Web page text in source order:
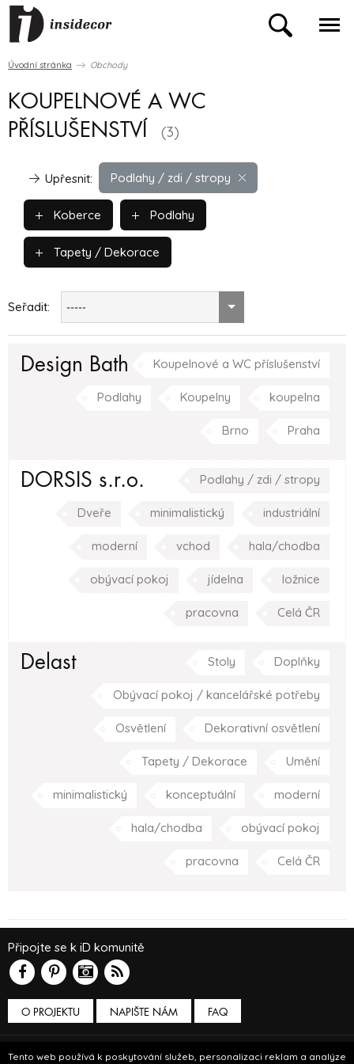
Tento web používá k poskytování služeb, personalizaci reklam a analýze
Úvodní stránka Obchody
KOUPELNOVÉ A WC
PŘÍSLUŠENSTVÍ
(3)
Podlahy / zdi / stropy
Upřesnit:
Koberce Podlahy
Tapety / Dekorace
Seřadit: -----
Design Bath Koupelnové a WC příslušenství
Podlahy Koupelny koupelna
Brno Praha
DORSIS s.r.o. Podlahy / zdi / stropy
Dveře minimalistický industriální
moderní vchod hala/chodba
obývací pokoj jídelna ložnice
pracovna Celá ČR
Delast Stoly Doplňky
Obývací pokoj / kancelářské potřeby
Osvětlení Dekorativní osvětlení
Tapety / Dekorace Umění
minimalistický konceptuální moderní
hala/chodba obývací pokoj
pracovna Celá ČR
O PROJEKTU NAPIŠTE NÁM
Připojte se k iD komunitě
FAQ
Podmínky používání